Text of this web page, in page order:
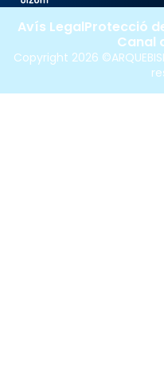
Copyright 2026
Avís LegalProtecció
Canal